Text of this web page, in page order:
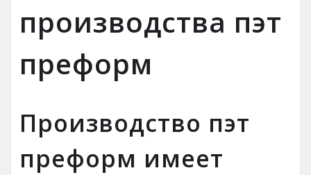
производства пэт
преформ
Производство пэт
преформ имеет